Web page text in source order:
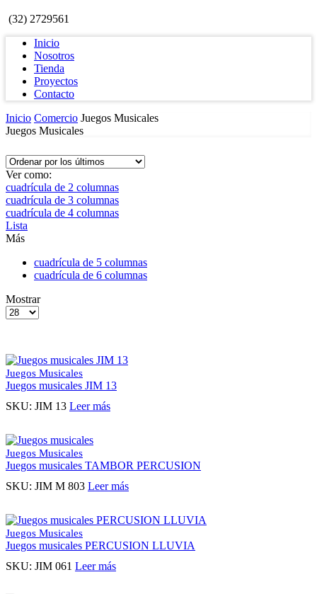
(32) 2729561
Inicio
Nosotros
Tienda
Proyectos
Contacto
Inicio Comercio Juegos Musicales
Juegos Musicales
Ver como:
cuadrícula de 2 columnas
cuadrícula de 3 columnas
cuadrícula de 4 columnas
Lista
Más
cuadrícula de 5 columnas
cuadrícula de 6 columnas
Mostrar
Productos
Juegos Musicales
Juegos musicales JIM 13
SKU: JIM 13 Leer más
Juegos Musicales
Juegos musicales TAMBOR PERCUSION
SKU: JIM M 803 Leer más
Juegos Musicales
Juegos musicales PERCUSION LLUVIA
SKU: JIM 061 Leer más